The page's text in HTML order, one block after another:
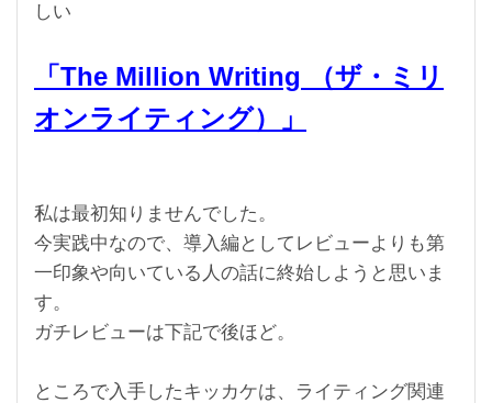
しい
「The Million Writing （ザ・ミリ
オンライティング）」
私は最初知りませんでした。
今実践中なので、導入編としてレビューよりも第
一印象や向いている人の話に終始しようと思いま
す。
ガチレビューは下記で後ほど。
ところで入手したキッカケは、ライティング関連